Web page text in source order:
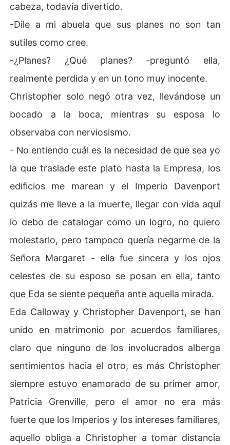
cabeza, todavía divertido.
-Dile a mi abuela que sus planes no son tan
sutiles como cree.
-¿Planes? ¿Qué planes? -preguntó ella,
realmente perdida y en un tono muy inocente.
Christopher solo negó otra vez, llevándose un
bocado a la boca, mientras su esposa lo
observaba con nerviosismo.
- No entiendo cuál es la necesidad de que sea yo
la que traslade este plato hasta la Empresa, los
edificios me marean y el Imperio Davenport
quizás me lleve a la muerte, llegar con vida aquí
lo debo de catalogar como un logro, no quiero
molestarlo, pero tampoco quería negarme de la
Señora Margaret - ella fue sincera y los ojos
celestes de su esposo se posan en ella, tanto
que Eda se siente pequeña ante aquella mirada.
Eda Calloway y Christopher Davenport, se han
unido en matrimonio por acuerdos familiares,
claro que ninguno de los involucrados alberga
sentimientos hacia el otro, es más Christopher
siempre estuvo enamorado de su primer amor,
Patricia Grenville, pero el amor no era más
fuerte que los Imperios y los intereses familiares,
aquello obliga a Christopher a tomar distancia